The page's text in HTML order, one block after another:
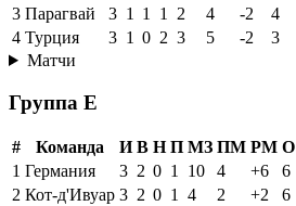
3 Парагвай 3 1 1 1 2 4 -2
4
4 Турция 3 1 0 2 3 5 -2
3
Матчи
Группа E
# Команда И В Н П МЗ ПМ РМ О
1 Германия 3 2 0 1 10 4 +6
6
2 Кот-д'Ивуар 3 2 0 1 4 2 +2
6